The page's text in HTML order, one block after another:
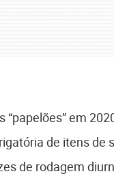
“papelões” em
de itens de
de rodagem